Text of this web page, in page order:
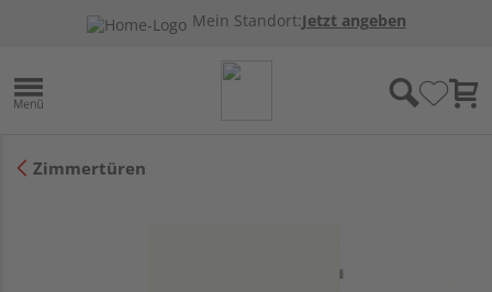
Mein Standort:Jetzt angeben
Zimmertüren